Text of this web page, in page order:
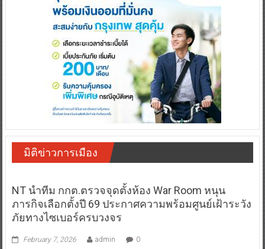
มิติข่าวการเมือง
NT นำทีม กกต.ตรวจจุดตั้งห้อง War Room หนุน
ภารกิจเลือกตั้งปี 69 ประกาศความพร้อมศูนย์เฝ้าระวัง
ภัยทางไซเบอร์ครบวงจร
February 7, 2026 admin 0